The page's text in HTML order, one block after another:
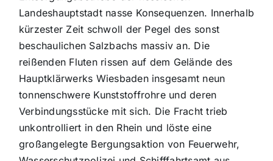
Panorama
Mein Stadtteil
Galerie
Landeshauptstadt nasse Konsequenzen. Innerhalb
kürzester Zeit schwoll der Pegel des sonst
beschaulichen Salzbachs massiv an. Die
reißenden Fluten rissen auf dem Gelände des
Hauptklärwerks Wiesbaden insgesamt neun
tonnenschwere Kunststoffrohre und deren
Verbindungsstücke mit sich. Die Fracht trieb
unkontrolliert in den Rhein und löste eine
großangelegte Bergungsaktion von Feuerwehr,